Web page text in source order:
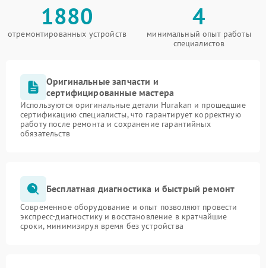
1880
отремонтированных устройств
4
минимальный опыт работы
специалистов
Оригинальные запчасти и
сертифицированные мастера
Используются оригинальные детали Hurakan и прошедшие
сертификацию специалисты, что гарантирует корректную
работу после ремонта и сохранение гарантийных
обязательств
Бесплатная диагностика и быстрый ремонт
Современное оборудование и опыт позволяют провести
экспресс-диагностику и восстановление в кратчайшие
сроки, минимизируя время без устройства